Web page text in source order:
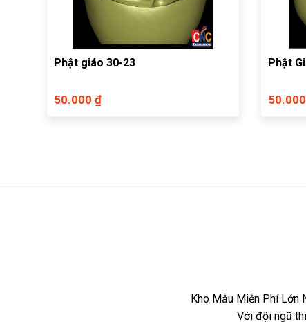
Phật giáo 30-23
50.000 ₫
Phật
Kho Mẫu Miễn Phí Lớn
Với đội ngũ